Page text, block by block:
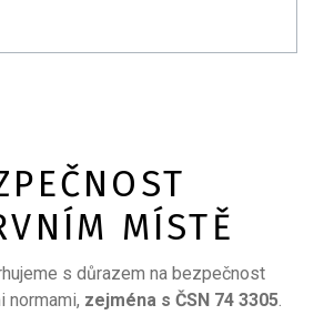
MÍSTĚ
s důrazem na bezpečnost
normami, zejména s ČSN 74 3305.